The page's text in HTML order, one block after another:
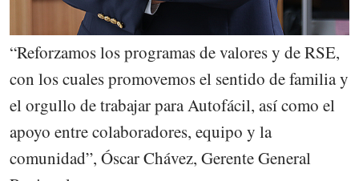
“Reforzamos los programas de valores y de RSE,
con los cuales promovemos el sentido de familia y
el orgullo de trabajar para Autofácil, así como el
apoyo entre colaboradores, equipo y la
comunidad”, Óscar Chávez, Gerente General